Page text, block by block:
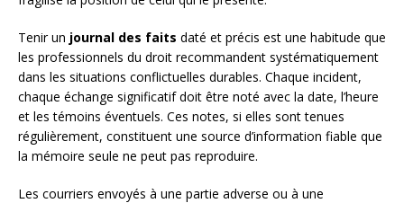
Tenir un journal des faits daté et précis est une habitude que
les professionnels du droit recommandent systématiquement
dans les situations conflictuelles durables. Chaque incident,
chaque échange significatif doit être noté avec la date, l’heure
et les témoins éventuels. Ces notes, si elles sont tenues
régulièrement, constituent une source d’information fiable que
la mémoire seule ne peut pas reproduire.
Les courriers envoyés à une partie adverse ou à une